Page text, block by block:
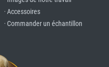
· Accessoires
· Commander un échantillon